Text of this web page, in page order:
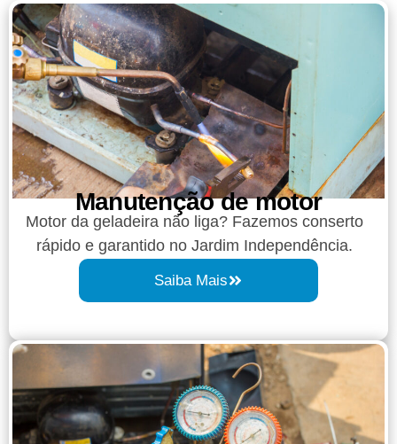
Manutenção de motor
Motor da geladeira não liga? Fazemos conserto
rápido e garantido no Jardim Independência.
Saiba Mais